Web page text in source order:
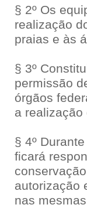
§ 2º Os
realização
praias e às
§ 3º
permissão
órgãos
a realização
§ 4º
ficará
autorização
nas